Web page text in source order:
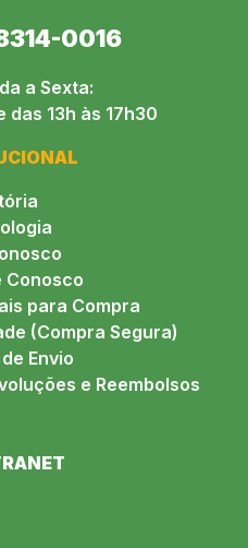
0016
a Sexta:
das 13h às 17h30
Conosco
para Compra
(Compra Segura)
Envio
e Reembolsos